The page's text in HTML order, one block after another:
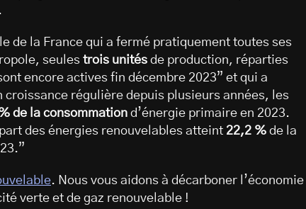
de la France qui a fermé pratiquement toutes ses
seules trois unités de production, réparties
encore actives fin décembre 2023” et qui a
régulière depuis plusieurs années, les
de la consommation d’énergie primaire en 2023.
des énergies renouvelables atteint 22,2 % de la
. Nous vous aidons à décarboner l’économie
verte et de gaz renouvelable !